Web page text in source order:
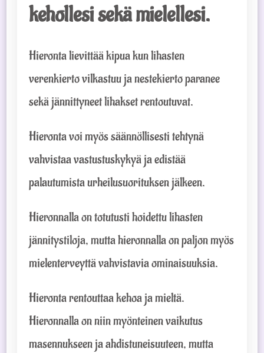
kehollesi sekä mielellesi.
Hieronta lievittää kipua kun lihasten
verenkierto vilkastuu ja nestekierto paranee
sekä jännittyneet lihakset rentoutuvat.
Hieronta voi myös säännöllisesti tehtynä
vahvistaa vastustuskykyä ja edistää
palautumista urheilusuorituksen jälkeen.
Hieronnalla on totutusti hoidettu lihasten
jännitystiloja, mutta hieronnalla on paljon myös
mielenterveyttä vahvistavia ominaisuuksia.
Hieronta rentouttaa kehoa ja mieltä.
Hieronnalla on niin myönteinen vaikutus
masennukseen ja ahdistuneisuuteen, mutta